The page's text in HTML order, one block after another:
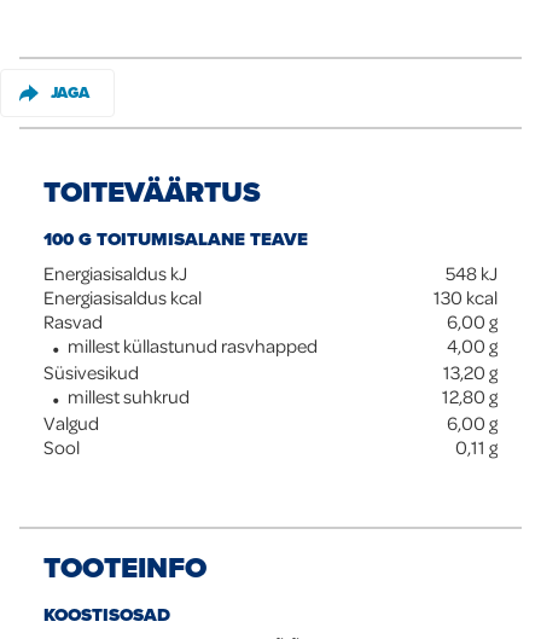
JAGA
TOITEVÄÄRTUS
100 G TOITUMISALANE TEAVE
Energiasisaldus kJ 548 kJ
Energiasisaldus kcal
130 kcal
Rasvad
6,00 g
millest küllastunud rasvhapped
4,00 g
Süsivesikud
13,20 g
millest suhkrud
12,80 g
Valgud
6,00 g
Sool
0,11 g
TOOTEINFO
KOOSTISOSAD